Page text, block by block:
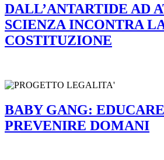
DALL’ANTARTIDE AD
SCIENZA INCONTRA
COSTITUZIONE
BABY GANG:
PREVENIRE DOMANI